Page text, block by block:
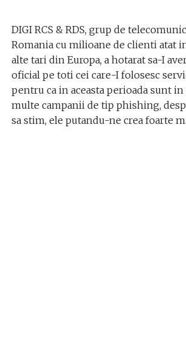
DIGI RCS & RDS, grup de
Romania cu milioane de clienti atat
alte tari din Europa, a hotarat sa-I
oficial pe toti cei care-I folosesc
pentru ca in aceasta perioada sunt
multe campanii de tip phishing,
sa stim, ele putandu-ne crea foarte